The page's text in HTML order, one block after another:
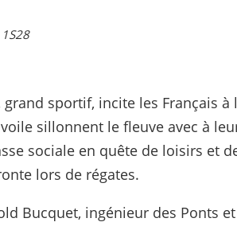
grand sportif, incite les Français
sillonnent le fleuve avec à
sociale en quête de loisirs et
lors de régates.
Bucquet, ingénieur des Ponts